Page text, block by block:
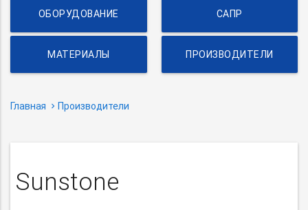
ОБОРУДОВАНИЕ САПР
МАТЕРИАЛЫ ПРОИЗВОДИТЕЛИ
Главная Производители
Sunstone